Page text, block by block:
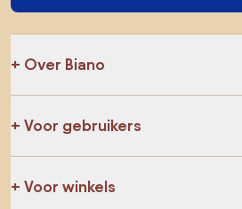
Over Biano
Voor gebruikers
Voor winkels